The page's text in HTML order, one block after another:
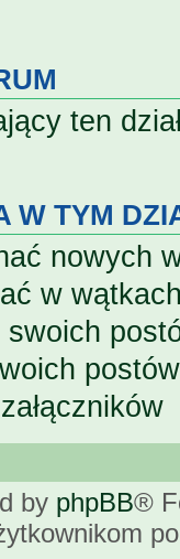
ten
W TYM
nowych
w
swoich
postów
by phpBB®